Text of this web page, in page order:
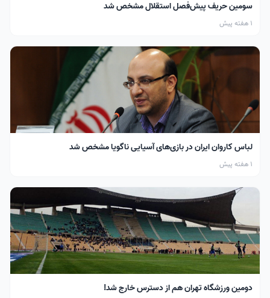
سومین حریف پیش‌فصل استقلال مشخص شد
1 هفته پیش
لباس کاروان ایران در بازی‌های آسیایی ناگویا مشخص شد
1 هفته پیش
دومین ورزشگاه تهران هم از دسترس خارج شد!